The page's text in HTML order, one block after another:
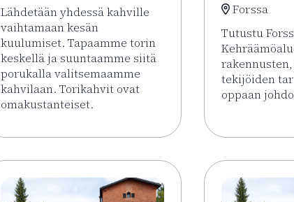
Lähdetään yhdessä kahville
vaihtamaan kesän
kuulumiset. Tapaamme torin
keskellä ja suuntaamme siitä
porukalla valitsemaamme
kahvilaan. Torikahvit ovat
omakustanteiset.
Lue lisää tapahtumasta Pysäkin torikahvit
Forssa
Tutustu
tekijöiden
oppaan
Lue lisää